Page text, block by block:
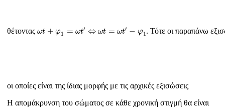
θέτοντας ωt + φ1 = ωt′ ⇔ ωt = ωt′ − φ1
t φ ω = ω − . Τότε οι παραπάνω
οι οποίες είναι της ίδιας μορφής με τις αρχικές εξισώσεις
Η απομάκρυνση του σώματος σε κάθε χρονική στιγμή θα είναι